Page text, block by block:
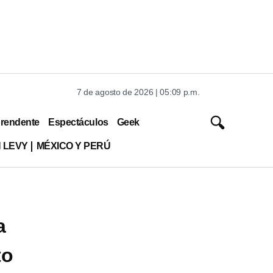
7 de agosto de 2026 | 05:09 p.m.
Espectáculos Geek
LEVY MÉXICO Y PERÚ